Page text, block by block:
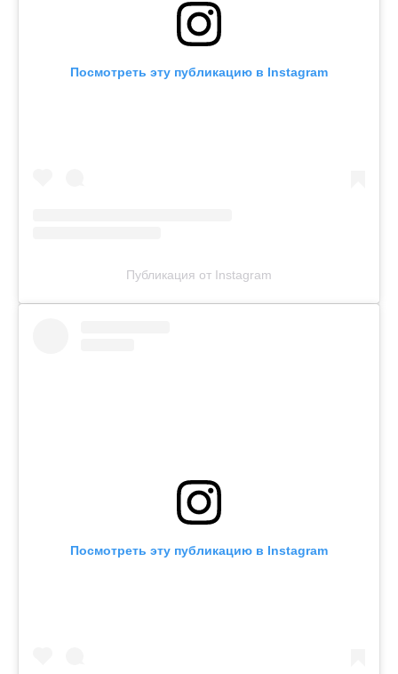
Посмотреть эту публикацию в Instagram
Публикация от Instagram
Посмотреть эту публикацию в Instagram